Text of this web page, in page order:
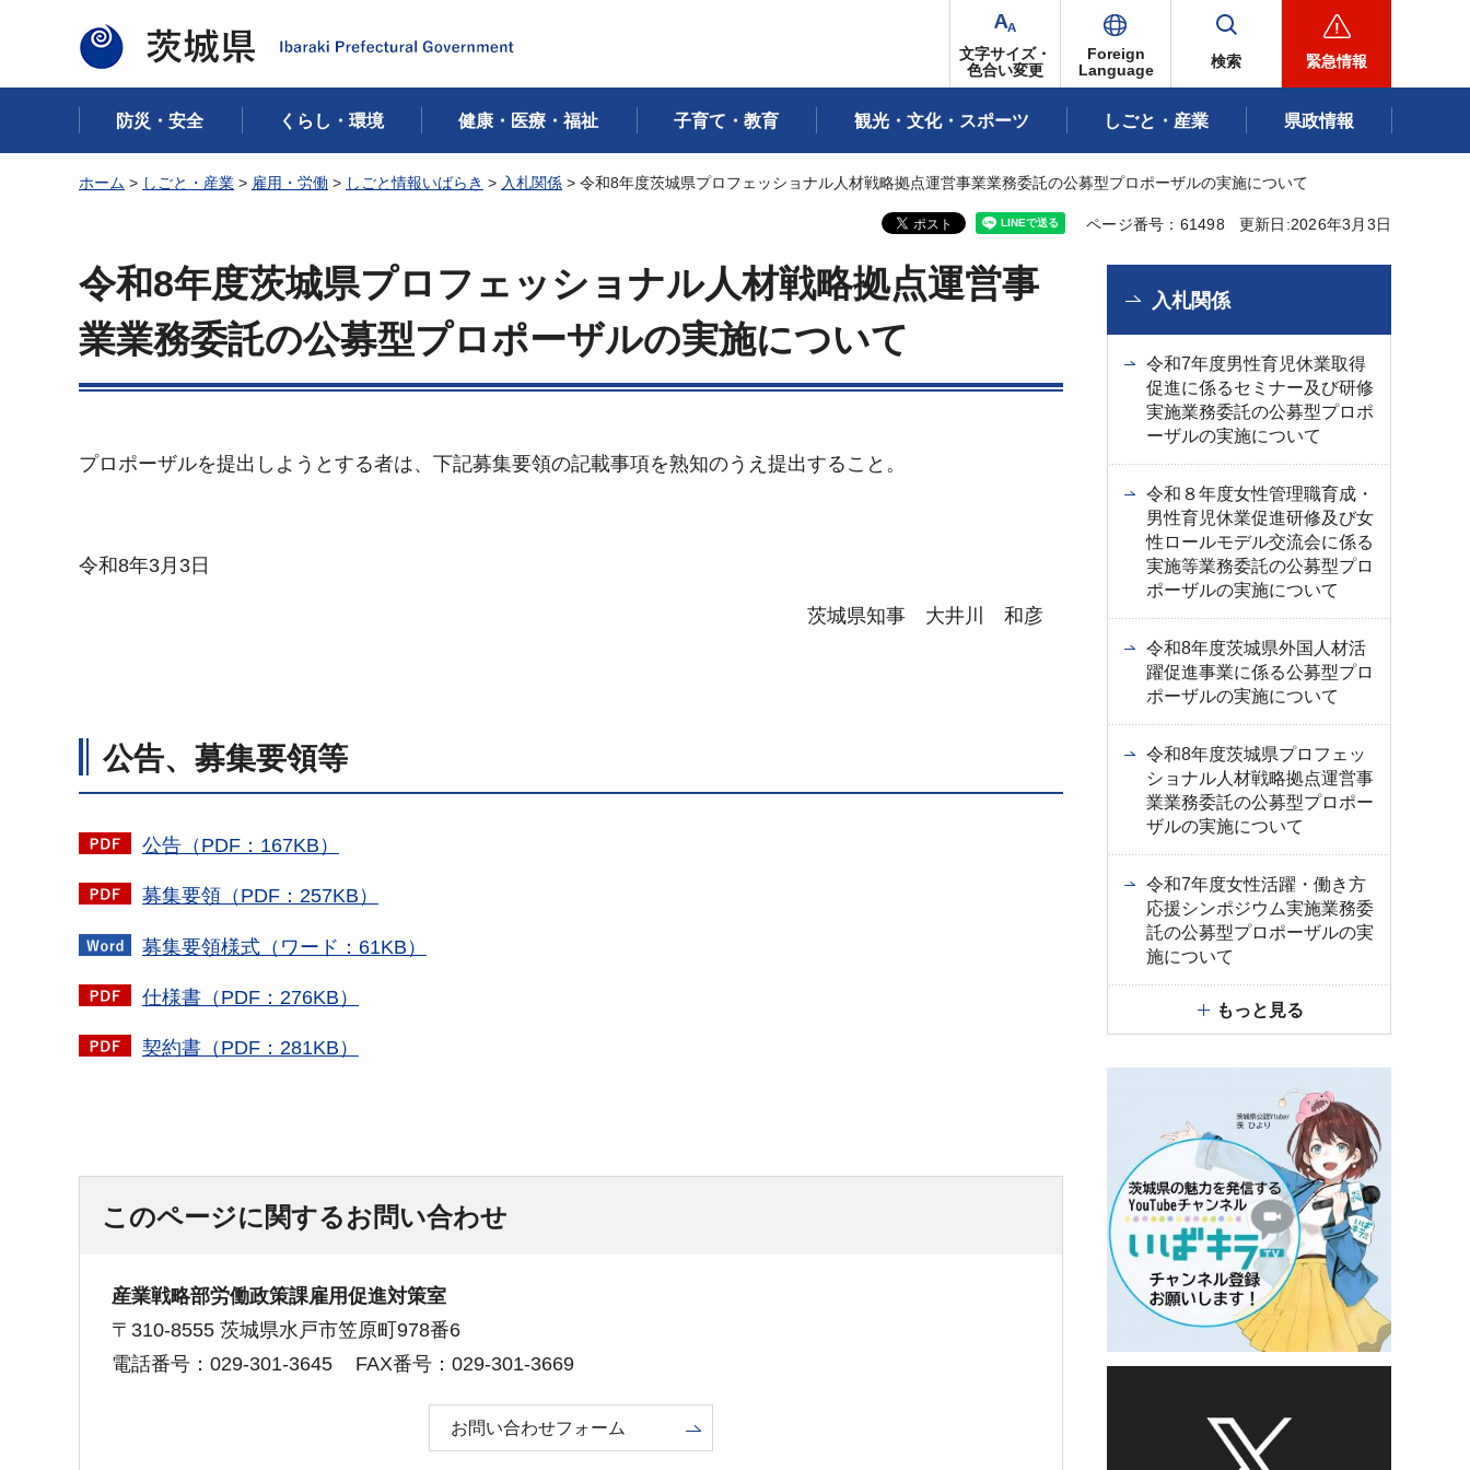
茨城県
文字サイズ・
色合い変更
Foreign
Language
検索 緊急情報
防災・安全 くらし・環境 健康・医療・福祉 子育て・教育 観光・文化・スポーツ しごと・産業 県政情報
ホーム > しごと・産業 > 雇用・労働 > しごと情報いばらき > 入札関係 > 令和8年度茨城県プロフェッショナル人材戦略拠点運営事業業務委託の公募型プロポーザルの実施について
ページ番号：61498 更新日:2026年3月3日
令和8年度茨城県プロフェッショナル人材戦略拠点運営事
業業務委託の公募型プロポーザルの実施について
プロポーザルを提出しようとする者は、下記募集要領の記載事項を熟知のうえ提出すること。
令和8年3月3日
茨城県知事 大井川 和彦
公告、募集要領等
公告（PDF：167KB）
募集要領（PDF：257KB）
募集要領様式（ワード：61KB）
仕様書（PDF：276KB）
契約書（PDF：281KB）
このページに関するお問い合わせ
産業戦略部労働政策課雇用促進対策室
〒310-8555 茨城県水戸市笠原町978番6
電話番号：029-301-3645
FAX番号：029-301-3669
お問い合わせフォーム
入札関係
令和7年度男性育児休業取得
促進に係るセミナー及び研修
実施業務委託の公募型プロポ
ーザルの実施について
令和８年度女性管理職育成・
男性育児休業促進研修及び女
性ロールモデル交流会に係る
実施等業務委託の公募型プロ
ポーザルの実施について
令和8年度茨城県外国人材活
躍促進事業に係る公募型プロ
ポーザルの実施について
令和8年度茨城県プロフェッ
ショナル人材戦略拠点運営事
業業務委託の公募型プロポー
ザルの実施について
令和7年度女性活躍・働き方
応援シンポジウム実施業務委
託の公募型プロポーザルの実
施について
もっと見る